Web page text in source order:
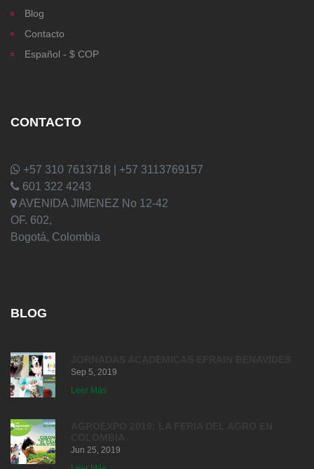
Blog
Contacto
Español - $ COP
CONTACTO
+57 310 7613718 | +57 3113769157
601 322 4243
AVENIDA JIMENEZ No 12-42
OF. 602,
Bogotá, Colombia
BLOG
Sep 5, 2019
Leer Más
Jun 25, 2019